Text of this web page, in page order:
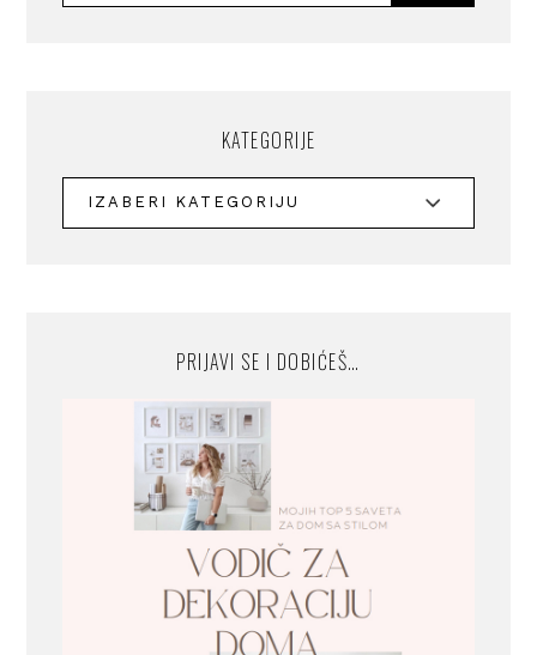
KATEGORIJE
PRIJAVI SE I DOBIĆEŠ…